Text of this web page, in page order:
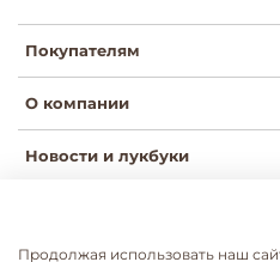
Покупателям
О компании
Новости и лукбуки
Продолжая использовать наш